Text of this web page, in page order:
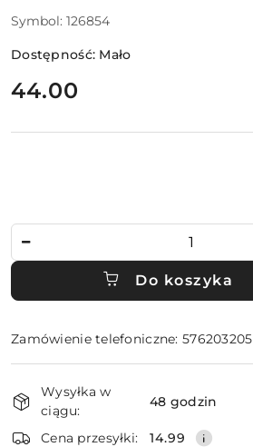
Symbol: 126854
Dostępność: Mało
cena:
44.00
Do koszyka
Zamówienie telefoniczne: 576203205
i
dostawa
Wysyłka w
ciągu:
48 godzin
Cena przesyłki: 14.99